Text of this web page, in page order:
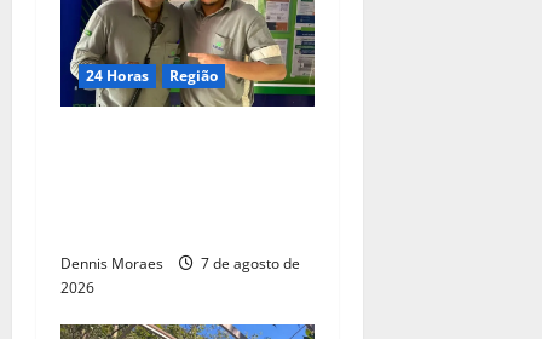
24 Horas Região
Dennis Moraes
7 de agosto de
2026